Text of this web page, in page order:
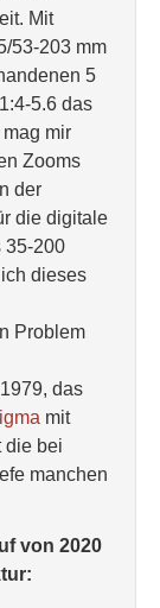
Mit
53-203 mm
5
5.6 das
mir
Zooms
der
die digitale
35-200
dieses
Problem
das
mit
die bei
manchen
von 2020